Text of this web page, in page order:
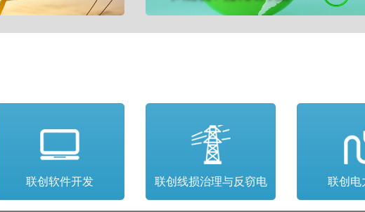
联创软件开发 联创线损治理与反窃电 联创电